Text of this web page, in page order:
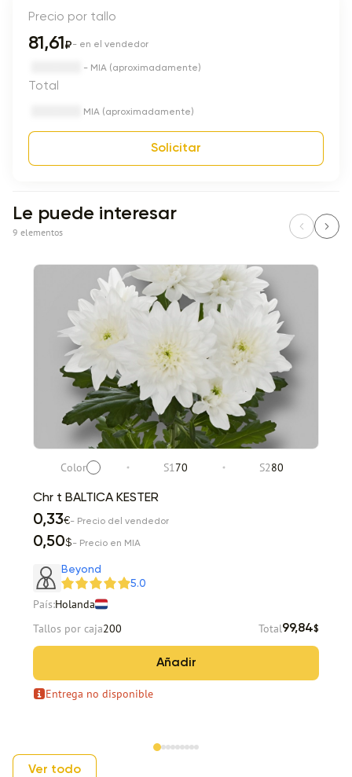
Precio por tallo
81,61 ₽- en el vendedor
- MIA (aproximadamente)
Total
MIA (aproximadamente)
Solicitar
Le puede interesar
9 elementos
Color S170 S280
Chr t BALTICA KESTER
0,33€- Precio del vendedor
0,50$- Precio en MIA
Beyond
5.0
País:Holanda
Tallos por caja200 Total99,84$
Añadir
Entrega no disponible
Item 1 of 9
Ver todo